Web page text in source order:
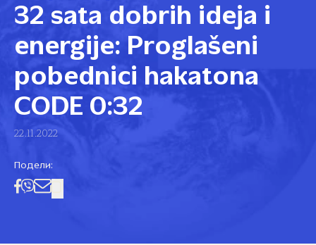
32 sata dobrih ideja i
energije: Proglašeni
pobednici hakatona
CODE 0:32
22.11.2022
Подели: